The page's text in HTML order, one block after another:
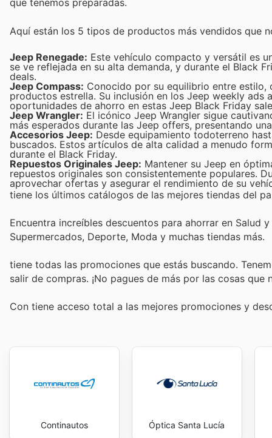
que tenemos preparadas.
Aquí están los 5 tipos de productos más vendidos que
Jeep Renegade: Este vehículo compacto y versátil es
se ve reflejada en su alta demanda, y durante el Black
deals.
Jeep Compass: Conocido por su equilibrio entre
productos estrella. Su inclusión en los Jeep weekly
oportunidades de ahorro en estas Jeep Black Friday
Jeep Wrangler: El icónico Jeep Wrangler sigue
más esperados durante las Jeep offers, presentando
Accesorios Jeep: Desde equipamiento todoterreno
buscados. Estos artículos de alta calidad a menudo
durante el Black Friday.
Repuestos Originales Jeep: Mantener su Jeep en
repuestos originales son consistentemente populares.
aprovechar ofertas y asegurar el rendimiento de su
tiene los últimos catálogos de las mejores tiendas del
Encuentra increíbles descuentos para ahorrar en Salud
Supermercados, Deporte, Moda y muchas tiendas más.
tiene todas las promociones que estás buscando.
salir de compras. ¡No pagues de más por las cosas que
Con tiene acceso total a las mejores promociones y
Continautos Óptica Santa Lucía